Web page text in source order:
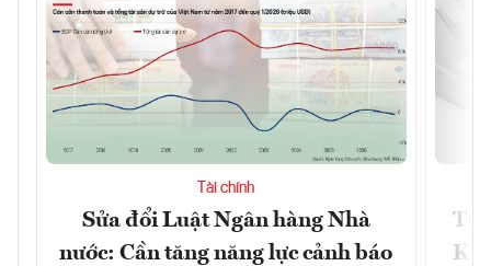
Tài chính
Sửa đổi Luật Ngân hàng Nhà
nước: Cần tăng năng lực cảnh báo
Từ